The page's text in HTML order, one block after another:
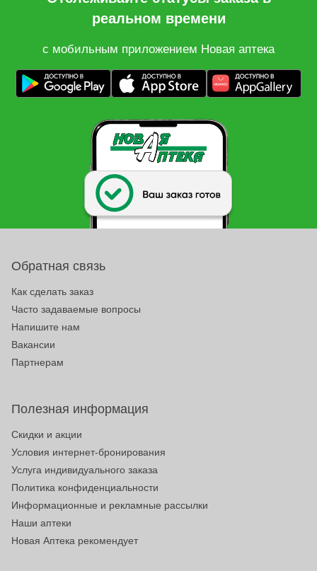
реальном времени
с мобильным приложением Новая аптека
Обратная связь
Как сделать заказ
Часто задаваемые вопросы
Напишите нам
Вакансии
Партнерам
Полезная информация
Скидки и акции
Условия интернет-бронирования
Услуга индивидуального заказа
Политика конфиденциальности
Информационные и рекламные рассылки
Наши аптеки
Новая Аптека рекомендует